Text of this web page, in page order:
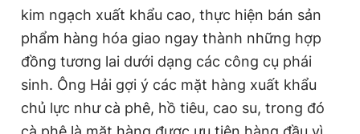
kim ngạch xuất khẩu cao, thực hiện bán sản
phẩm hàng hóa giao ngay thành những hợp
đồng tương lai dưới dạng các công cụ phái
sinh. Ông Hải gợi ý các mặt hàng xuất khẩu
chủ lực như cà phê, hồ tiêu, cao su, trong đó